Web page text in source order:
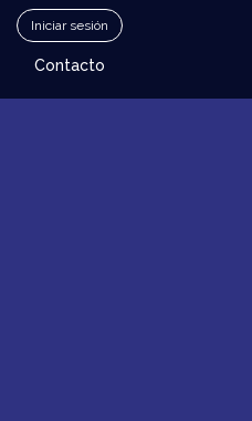
Iniciar sesión
Contacto